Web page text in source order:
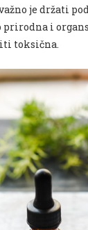
je držati
i
toksična.